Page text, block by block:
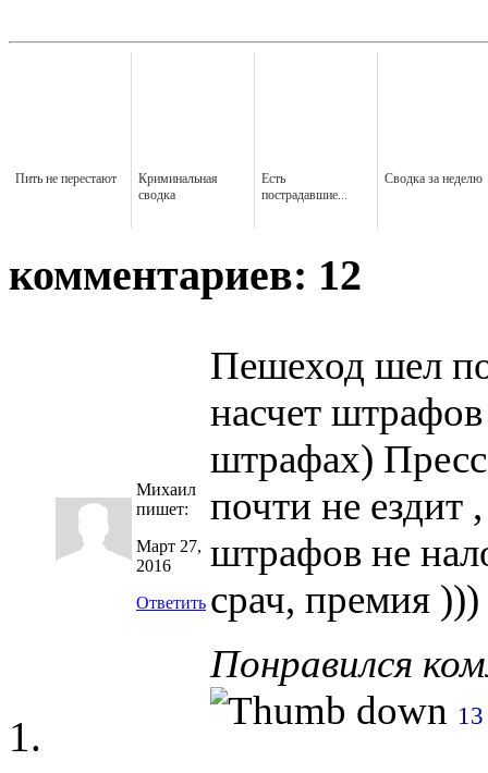
Пить не перестают
Криминальная
сводка
Есть
пострадавшие...
Сводка за неделю
комментариев: 12
Михаил
пишет:
Март 27,
2016
Ответить
Пешеход шел
насчет
штрафах)
почти не
штрафов не
срач, премия )))
Понравился
13